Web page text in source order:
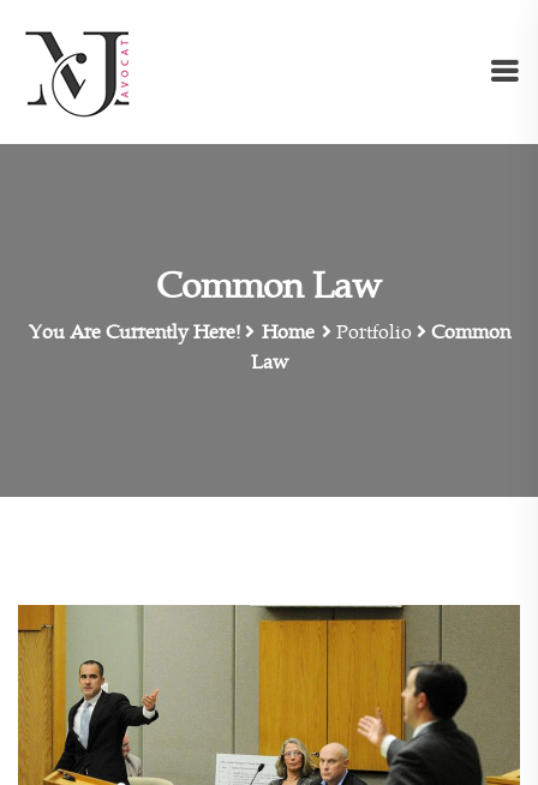
Common Law
You Are Currently Here! Home Portfolio
Common
Law